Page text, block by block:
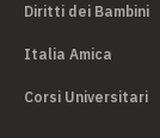
Diritti dei Bambini
Italia Amica
Corsi Universitari